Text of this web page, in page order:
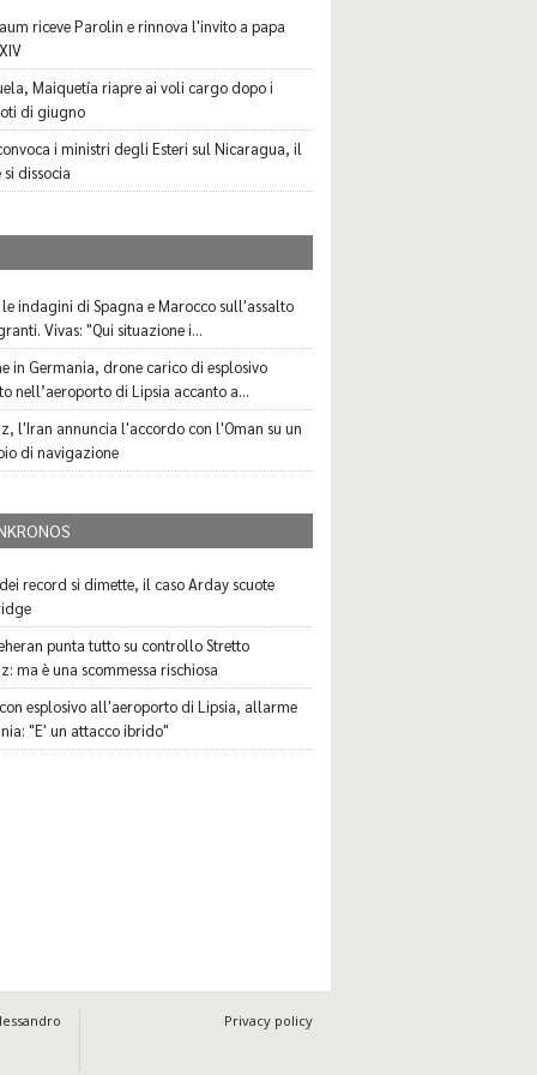
riceve Parolin e rinnova l'invito a papa
Maiquetía riapre ai voli cargo dopo i
di giugno
i ministri degli Esteri sul Nicaragua, il
dissocia
indagini di Spagna e Marocco sull'assalto
Vivas: "Qui situazione i...
in Germania, drone carico di esplosivo
nell’aeroporto di Lipsia accanto a...
l'Iran annuncia l'accordo con l'Oman su un
di navigazione
record si dimette, il caso Arday scuote
punta tutto su controllo Stretto
ma è una scommessa rischiosa
esplosivo all'aeroporto di Lipsia, allarme
"E' un attacco ibrido"
Privacy policy